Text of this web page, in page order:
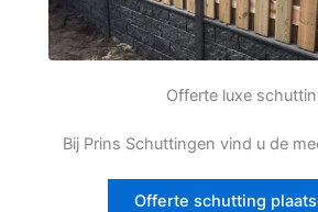
Offerte luxe
Bij Prins Schuttingen vind u de
Offerte schutting